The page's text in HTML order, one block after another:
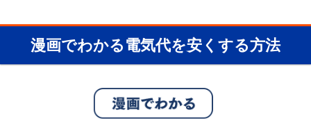
漫画でわかる電気代を安くする方法